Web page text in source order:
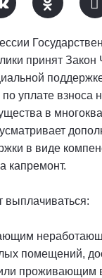
принят Закон
по уплате взноса
в
в виде
капремонт.
выплачиваться:
помещений,
или проживающим